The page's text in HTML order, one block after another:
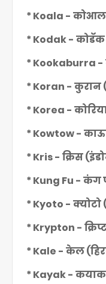
* Koala -
* Kodak -
* Kookaburra -
* Koran - कुरान
* Korea -
* Kowtow -
* Kris - क्रिस
* Kung Fu - कंग
* Kyoto -
* Krypton -
* Kale - केल
* Kayak - कयाक